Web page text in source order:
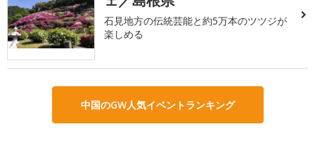
石見地方の伝統芸能と約5万本のツツジが
楽しめる
中国のGW人気イベントランキング